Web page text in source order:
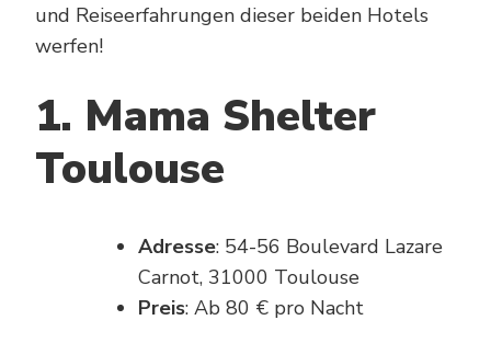
und Reiseerfahrungen dieser beiden Hotels
werfen!
1. Mama Shelter
Toulouse
Adresse: 54-56 Boulevard Lazare
Carnot, 31000 Toulouse
Preis: Ab 80 € pro Nacht